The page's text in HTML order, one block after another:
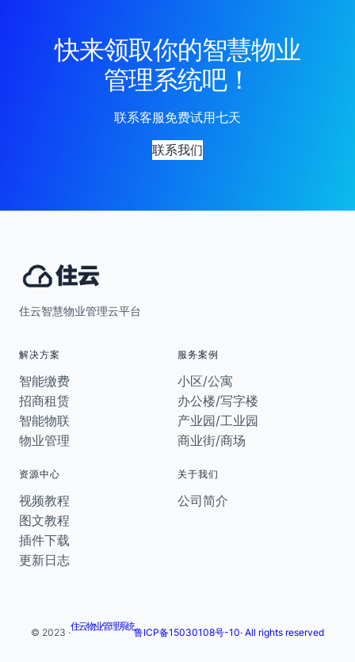
快来领取你的智慧物业
管理系统吧！
联系客服免费试用七天
联系我们
住云智慧物业管理云平台
解决方案
智能缴费
招商租赁
智能物联
物业管理
服务案例
小区/公寓
办公楼/写字楼
产业园/工业园
商业街/商场
资源中心
视频教程
图文教程
插件下载
更新日志
关于我们
公司简介
© 2023 ·
住云物业管理系统
鲁ICP备15030108号-10· All rights reserved